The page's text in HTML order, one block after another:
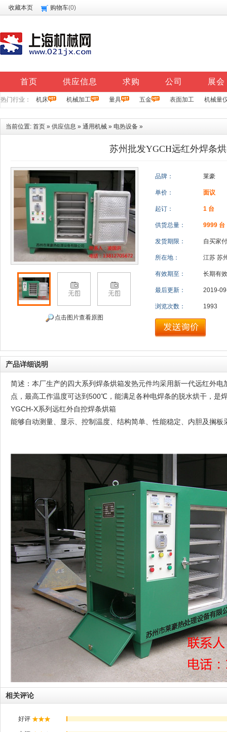
收藏本页 购物车(0)
首页 供应信息 求购 公司 展会
热门行业： 机床 机械加工 量具 五金 表面加工 机械量
当前位置: 首页 » 供应信息 » 通用机械 » 电热设备 »
苏州批发YGCH远红外焊条
点击图片查看原图
品牌： 莱豪
单价： 面议
起订： 1 台
供货总量： 9999 台
发货期限： 自买家
所在地： 江苏 苏
有效期至： 长期有效
最后更新： 2019-
浏览次数： 1993
产品详细说明
简述：本厂生产的四大系列焊条烘箱发热元件均采用新一代远红外
点，最高工作温度可达到500℃，能满足各种电焊条的脱水烘干，是
YGCH-X系列远红外自控焊条烘箱
能够自动测量、显示、控制温度、结构简单、性能稳定、内胆及搁
相关评论